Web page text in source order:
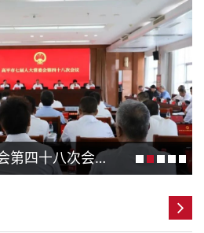
高平市七届人大常委会第四十八次会议召开